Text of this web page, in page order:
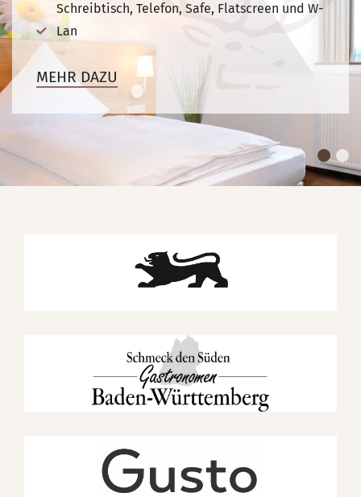
Schreibtisch, Telefon, Safe, Flatscreen und W-
Lan
MEHR DAZU